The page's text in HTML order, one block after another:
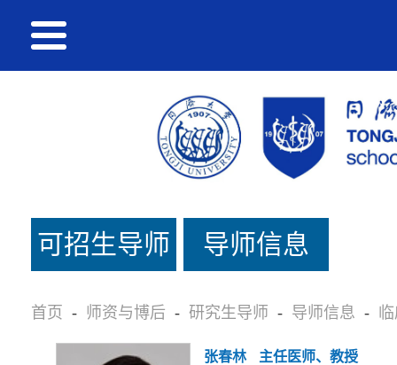
可招生导师
名单
导师信息
首页 - 师资与博后 - 研究生导师 - 导师信息 -
张春林 主任医师、教授